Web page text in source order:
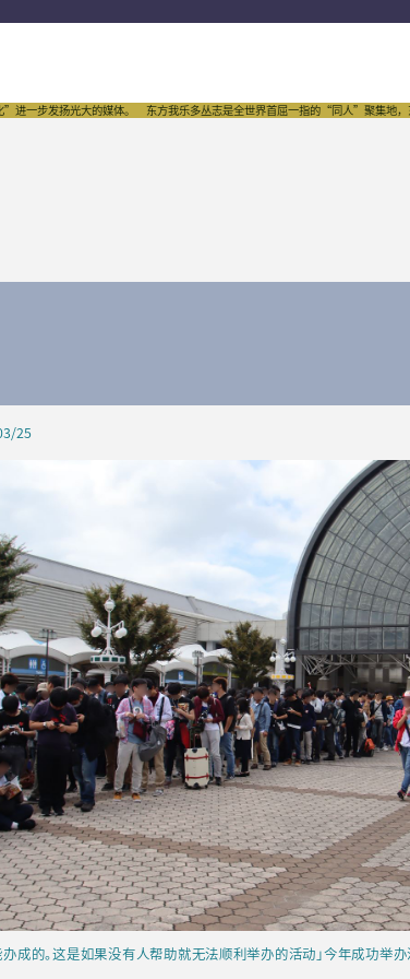
一步发扬光大的媒体。 东方我乐多丛志是全世界首屈一指的“同人”聚集地，东
25
办成的。这是如果没有人帮助就无法顺利举办的活动」今年成功举